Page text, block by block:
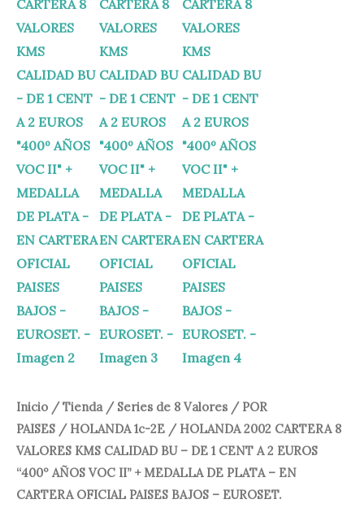
Inicio /Tienda/ Series de 8 Valores / POR
PAISES / HOLANDA 1c-2E / HOLANDA 2002 CARTERA 8
VALORES KMS CALIDAD BU – DE 1 CENT A 2 EUROS
“400º AÑOS VOC II” + MEDALLA DE PLATA – EN
CARTERA OFICIAL PAISES BAJOS – EUROSET.
55,00 €.49,95 €.